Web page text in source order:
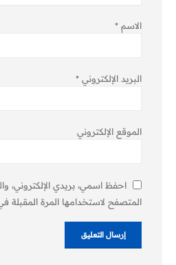
الاسم *
البريد الإلكتروني *
الموقع الإلكتروني
احفظ اسمي، بريدي الإلكتروني،
المتصفح لاستخدامها المرة المقبلة